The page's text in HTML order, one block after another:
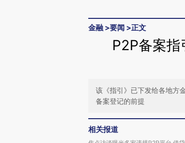
金融 >要闻 >正文
P2P备案
该《指引》已下发给各地方
备案登记的前提
相关报道